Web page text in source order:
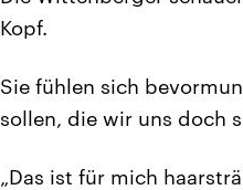
Kopf.
Sie fühlen sich
sollen, die wir uns doch
„Das ist für mich